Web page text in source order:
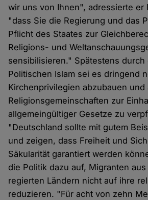
wir uns von Ihnen", adressierte er
"dass Sie die Regierung und das
Pflicht des Staates zur
Religions- und
sensibilisieren." Spätestens
Politischen Islam sei es dringend
Kirchenprivilegien abzubauen und
Religionsgemeinschaften zur
allgemeingültiger Gesetze zu
"Deutschland sollte mit gutem
und zeigen, dass Freiheit und
Säkularität garantiert werden
die Politik dazu auf, Migranten aus
regierten Ländern nicht auf ihre
reduzieren. "Für acht von zehn